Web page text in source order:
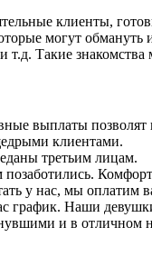
клиенты,
могут
Такие
выплаты
клиентами.
третьим лицам.
у нас, мы оплатим
график. Наши
и в отличном